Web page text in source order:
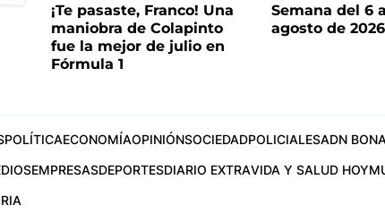
¡Te pasaste, Franco! Una
maniobra de Colapinto
fue la mejor de julio en
Fórmula 1
Semana del 6
agosto de 2026
POLÍTICAECONOMÍAOPINIÓNSOCIEDADPOLICIALESADN
EMPRESASDEPORTESDIARIO EXTRAVIDA Y SALUD HOY